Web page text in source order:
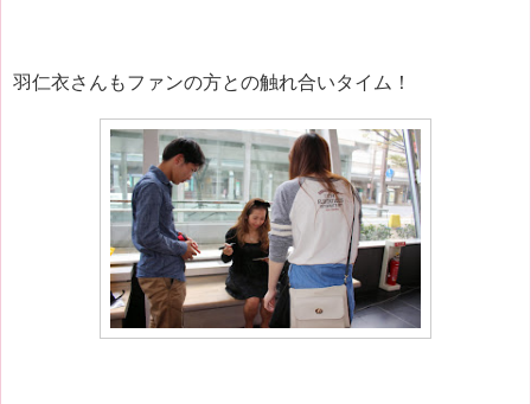
羽仁衣さんもファンの方との触れ合いタイム！